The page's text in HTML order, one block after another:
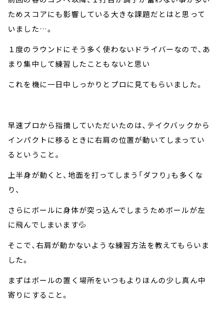
ためスコアにも影響している大きな課題だとはと思って
いました…。
１度のラウンドにそう多く使わないドライバーなので、あ
まり集中して練習したこともないと思い
これを機に一日中しっかりとプロに見てもらいました。
早速プロから指摘していただいたのは、テイクバックから
インパクトに移るときに右肩の位置が動いてしまってい
るということ。
上半身が動くと、地面を打ってしまう「ダフり」も多くな
り、
さらにボールに身体が突っ込んでしまうためボールが左
に飛んでしまいます💦
そこで、右肩が動かないような練習方法を教えてもらいま
した。
まずはボールの置く場所をいつもよりほんの少し真ん中
寄りにすること。